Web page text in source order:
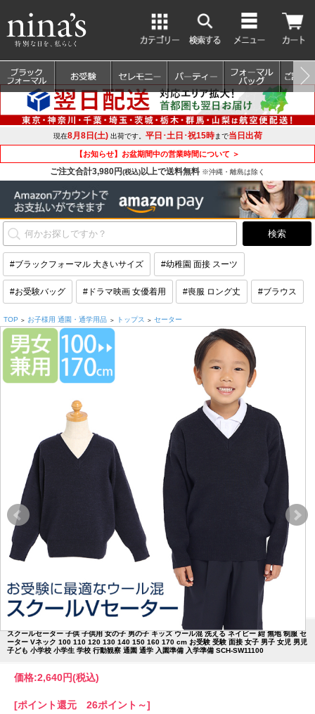
現在8月8日(土)出荷です。 平日･土日･祝15時まで当日出荷
【お知らせ】お盆期間中の営業時間について ＞
ご注文合計3,980円(税込)以上で送料無料 ※沖縄・離島は除く
#ブラックフォーマル 大きいサイズ #幼稚園 面接 スーツ
#お受験バッグ #ドラマ映画 女優着用 #喪服 ロング丈 #ブラウス
TOP > お子様用 通園・通学用品 > トップス > セーター
スクールセーター 子供 子供用 女の子 男の子 キッズ ウール混 洗える ネイビー 紺 無地 制服 セ
ーター Vネック 100 110 120 130 140 150 160 170 cm お受験 受験 面接 女子 男子 女児 男児
子ども 小学校 小学生 学校 行動観察 通園 通学 入園準備 入学準備 SCH-SW11100
価格:2,640円(税込)
[ポイント還元 26ポイント～]